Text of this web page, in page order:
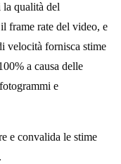
qualità del
frame rate del video, e
velocità fornisca stime
a causa delle
e
e convalida le stime